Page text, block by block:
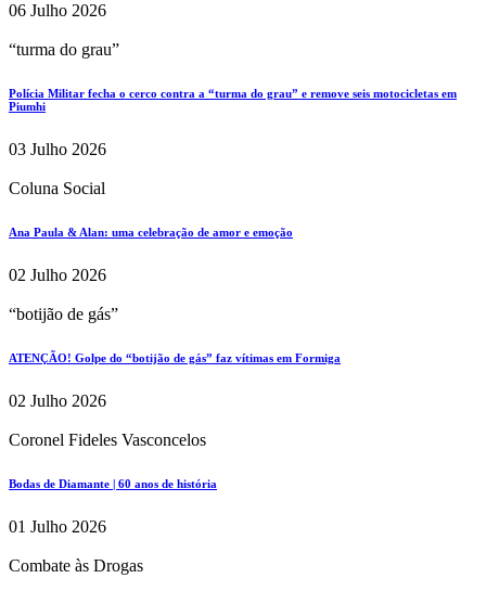
06 Julho 2026
“turma do grau”
Polícia Militar fecha o cerco contra a “turma do grau” e remove seis motocicletas em
Piumhi
03 Julho 2026
Coluna Social
Ana Paula & Alan: uma celebração de amor e emoção
02 Julho 2026
“botijão de gás”
ATENÇÃO! Golpe do “botijão de gás” faz vítimas em Formiga
02 Julho 2026
Coronel Fideles Vasconcelos
Bodas de Diamante | 60 anos de história
01 Julho 2026
Combate às Drogas